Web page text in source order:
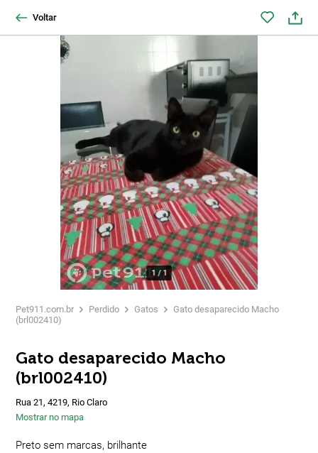
Voltar
1 / 1
Pet911.com.br Perdido Gatos
Gato desaparecido Macho
(brl002410)
Gato desaparecido Macho
(brl002410)
Rua 21, 4219, Rio Claro
Mostrar no mapa
Preto sem marcas, brilhante